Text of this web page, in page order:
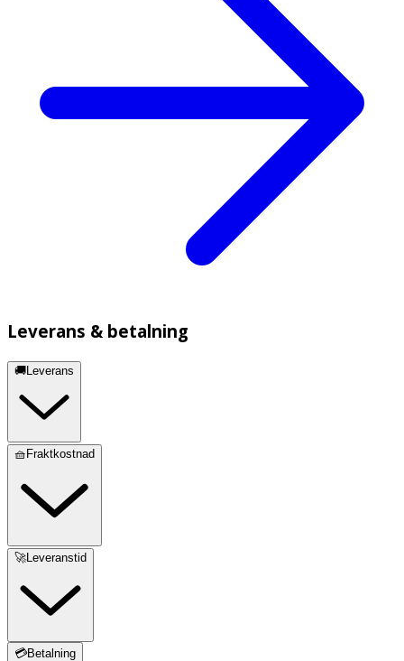
Leverans & betalning
🚚Leverans
🧺Fraktkostnad
🚀Leveranstid
💳Betalning